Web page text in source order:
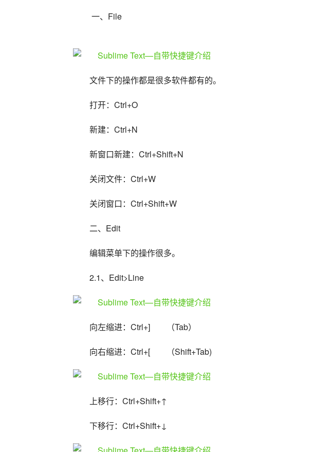
一、File
文件下的操作都是很多软件都有的。
打开：Ctrl+O
新建：Ctrl+N
新窗口新建：Ctrl+Shift+N
关闭文件：Ctrl+W
关闭窗口：Ctrl+Shift+W
二、Edit
编辑菜单下的操作很多。
2.1、Edit>Line
向左缩进：Ctrl+]　　（Tab）
向右缩进：Ctrl+[　　（Shift+Tab)
上移行：Ctrl+Shift+↑
下移行：Ctrl+Shift+↓